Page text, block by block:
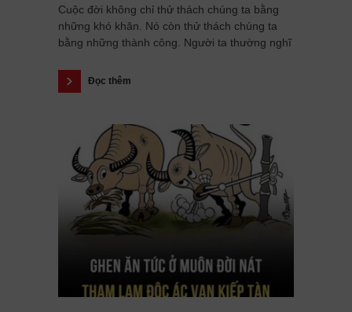
Cuộc đời không chỉ thử thách chúng ta bằng
những khó khăn. Nó còn thử thách chúng ta
bằng những thành công. Người ta thường nghĩ
Đọc thêm